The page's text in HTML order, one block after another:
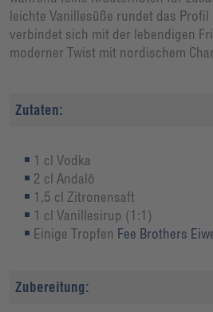
leichte Vanillesüße rundet das
verbindet sich mit der lebendigen
moderner Twist mit nordischem
Zutaten:
1 cl Vodka
2 cl Andalö
1,5 cl Zitronensaft
1 cl Vanillesirup (1:1)
Einige Tropfen Fee Brothers
Zubereitung: